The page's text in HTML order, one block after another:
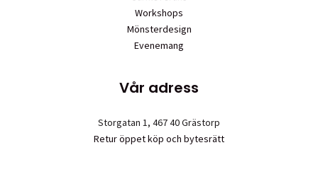
Workshops
Mönsterdesign
Evenemang
Vår adress
Storgatan 1, 467 40 Grästorp
Retur öppet köp och bytesrätt